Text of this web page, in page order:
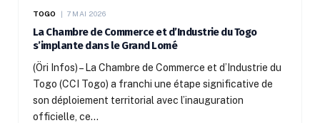
TOGO 7 MAI 2026
La Chambre de Commerce et d’Industrie du Togo
s’implante dans le Grand Lomé
(Öri Infos) – La Chambre de Commerce et d’Industrie du
Togo (CCI Togo) a franchi une étape significative de
son déploiement territorial avec l’inauguration
officielle, ce…